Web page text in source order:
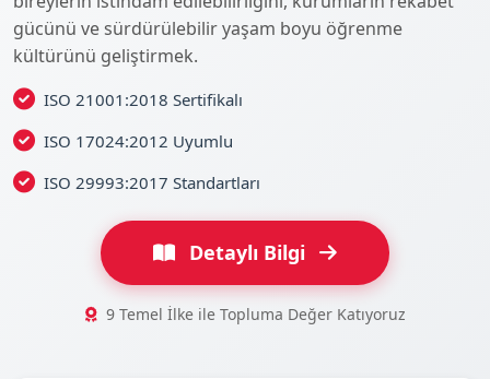
gücünü ve sürdürülebilir yaşam boyu öğrenme
kültürünü geliştirmek.
ISO 21001:2018 Sertifikalı
ISO 17024:2012 Uyumlu
ISO 29993:2017 Standartları
Detaylı Bilgi
9 Temel İlke ile Topluma Değer Katıyoruz